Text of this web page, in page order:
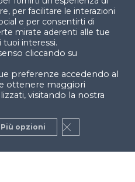
di Milano Dipartimento
per facilitare le interazioni
e per consentirti di
mirate aderenti alle tue
tuoi interessi.
cliccando su
preferenze accedendo al
ottenere maggiori
visitando la nostra
Più opzioni Close GDPR